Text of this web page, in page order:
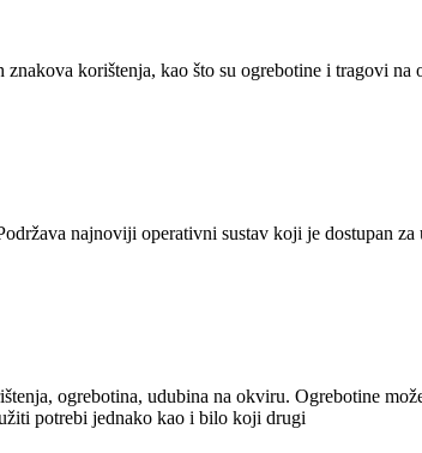
korištenja, kao što su ogrebotine i tragovi
najnoviji operativni sustav koji je dostupan
ogrebotina, udubina na okviru. Ogrebotine
potrebi jednako kao i bilo koji drugi